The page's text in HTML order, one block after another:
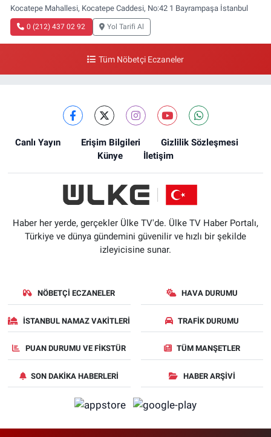
Kocatepe Mahallesi, Kocatepe Caddesi, No:42 1 Bayrampaşa İstanbul
0 (212) 437 02 92 Yol Tarifi Al
Tüm Nöbetçi Eczaneler
Canlı Yayın Erişim Bilgileri
Gizlilik Sözleşmesi
Künye
İletişim
Haber her yerde, gerçekler Ülke TV'de. Ülke TV Haber Portalı,
Türkiye ve dünya gündemini güvenilir ve hızlı bir şekilde
izleyicisine sunar.
NÖBETÇI ECZANELER HAVA DURUMU
İSTANBUL NAMAZ VAKITLERI TRAFIK DURUMU
PUAN DURUMU VE FIKSTÜR TÜM MANŞETLER
SON DAKIKA HABERLERI HABER ARŞIVI